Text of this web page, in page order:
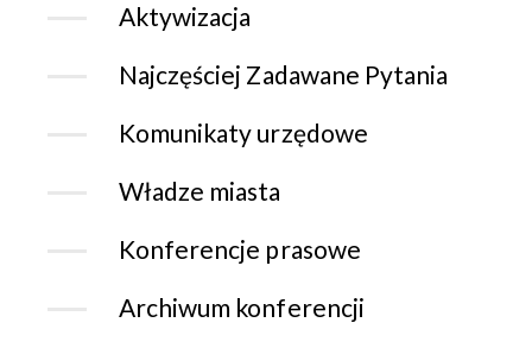
Aktywizacja
Najczęściej Zadawane Pytania
Komunikaty urzędowe
Władze miasta
Konferencje prasowe
Archiwum konferencji